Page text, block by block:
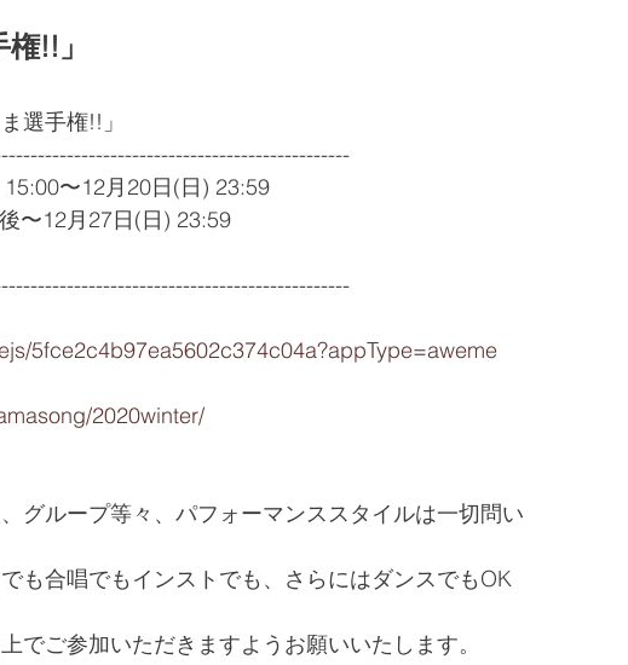
!!」
選手権!!」
〜12月20日(日) 23:59
〜12月27日(日) 23:59
5fce2c4b97ea5602c374c04a?appType=aweme
2020winter/
グループ等々、パフォーマンススタイルは一切問い
も合唱でもインストでも、さらにはダンスでもOK
でご参加いただきますようお願いいたします。